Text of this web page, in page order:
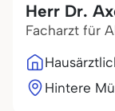
Herr Dr.
Facharzt für
Hintere